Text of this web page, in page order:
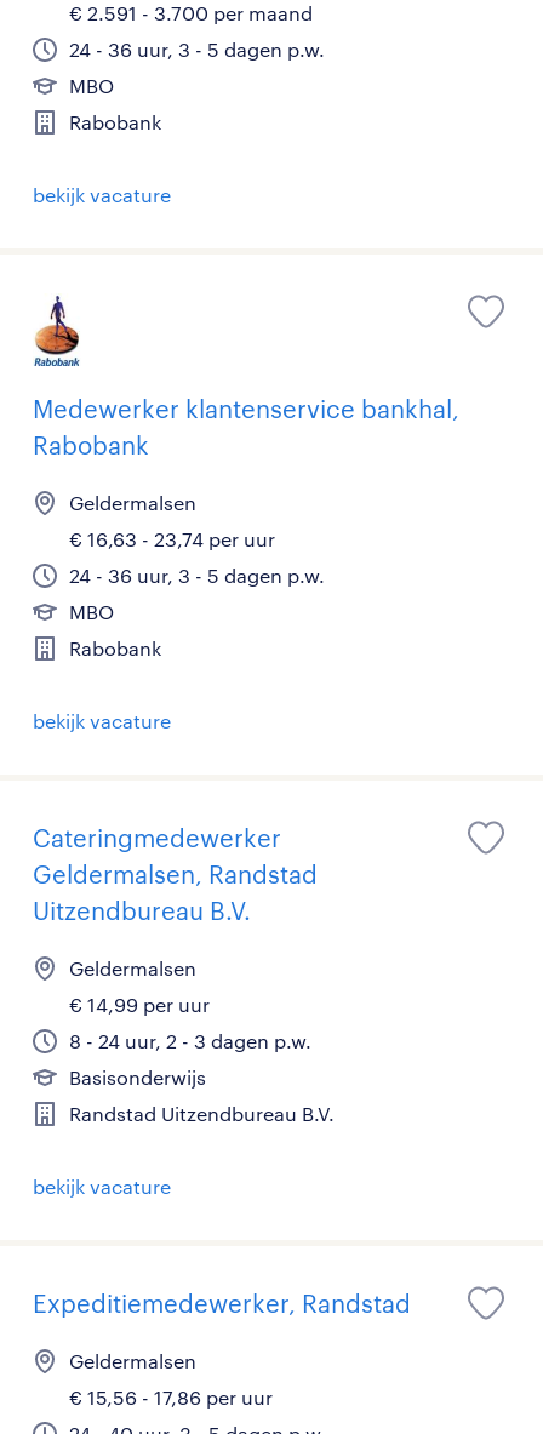
€ 2.591 - 3.700 per maand
24 - 36 uur, 3 - 5 dagen p.w.
MBO
Rabobank
bekijk vacature
Medewerker klantenservice bankhal,
Rabobank
Geldermalsen
€ 16,63 - 23,74 per uur
24 - 36 uur, 3 - 5 dagen p.w.
MBO
Rabobank
bekijk vacature
Cateringmedewerker
Geldermalsen, Randstad
Uitzendbureau B.V.
Geldermalsen
€ 14,99 per uur
8 - 24 uur, 2 - 3 dagen p.w.
Basisonderwijs
Randstad Uitzendbureau B.V.
bekijk vacature
Expeditiemedewerker, Randstad
Geldermalsen
€ 15,56 - 17,86 per uur